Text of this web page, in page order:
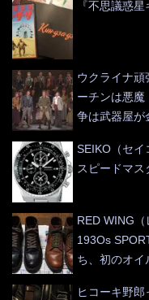
『不思議惑
ウクライナ
ーチンは悪
争は武器屋が
SEIKO（セイ
スピードマス
RED WING
193Os
ち、初のオイ
ヒコーキ野郎